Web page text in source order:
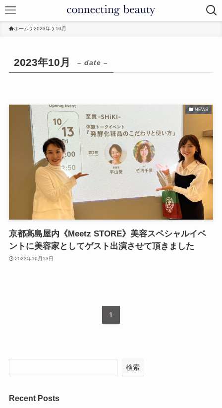
ホーム 2023年 10月
2023年10月 – date –
NEWS
京都高島屋内《Meetz STORE》美容スペシャルイベ
ントに美容家としてゲスト出演させて頂きました
2023年10月13日
1
検索
Recent Posts